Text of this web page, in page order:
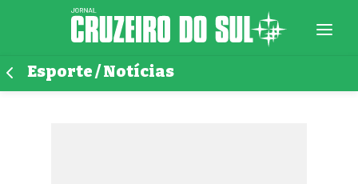
Esporte / Notícias